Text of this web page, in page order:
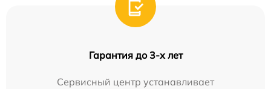
Гарантия до 3-х лет
Сервисный центр устанавливает